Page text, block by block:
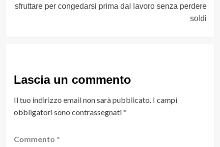
sfruttare per congedarsi prima dal lavoro senza perdere
soldi
Lascia un commento
Il tuo indirizzo email non sarà pubblicato. I campi
obbligatori sono contrassegnati*
Commento *